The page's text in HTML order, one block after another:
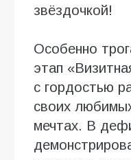
звёздочкой!
Особенно
этап
с гордостью
своих
мечтах. В